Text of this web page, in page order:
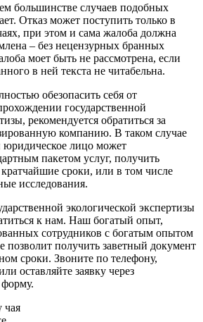
большинстве случаев подобных
Отказ может поступить только в
при этом и сама жалоба должна
– без нецензурных бранных
моет быть не рассмотрена, если
в ней текста не читабельна.
обезопасить себя от
государственной
рекомендуется обратиться за
компанию. В таком случае
лицо может
пакетом услуг, получить
сроки, или в том числе
исследования.
экологической экспертизы
к нам. Наш богатый опыт,
сотрудников с богатым опытом
позволит получить заветный документ
сроки. Звоните по телефону,
оставляйте заявку через
чая